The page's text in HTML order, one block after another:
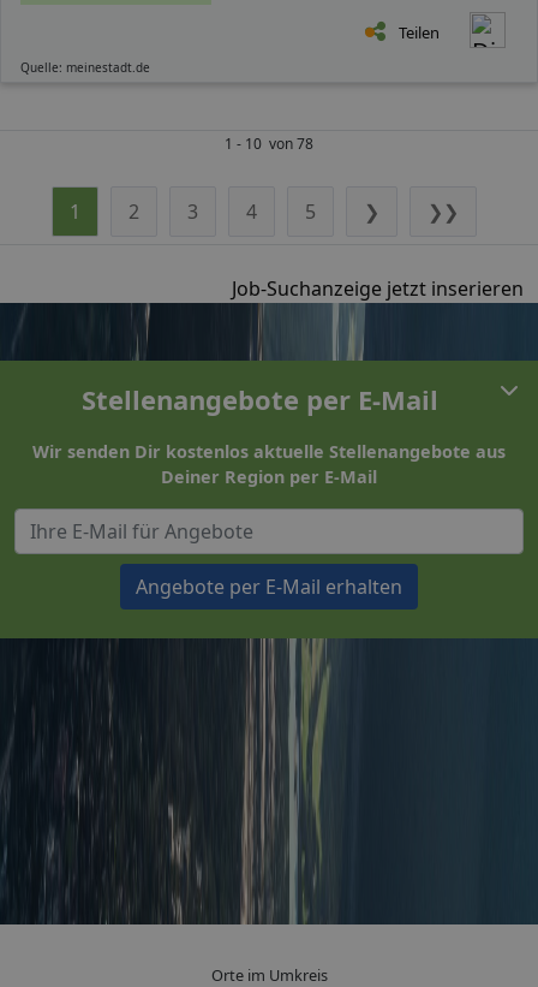
Teilen
Quelle: meinestadt.de
1 - 10 von 78
1 2 3 4 5 ❯ ❯❯
Job-Suchanzeige jetzt inserieren
Stellenangebote per E-Mail
Wir senden Dir kostenlos aktuelle Stellenangebote aus
Deiner Region per E-Mail
Angebote per E-Mail erhalten
Orte im Umkreis